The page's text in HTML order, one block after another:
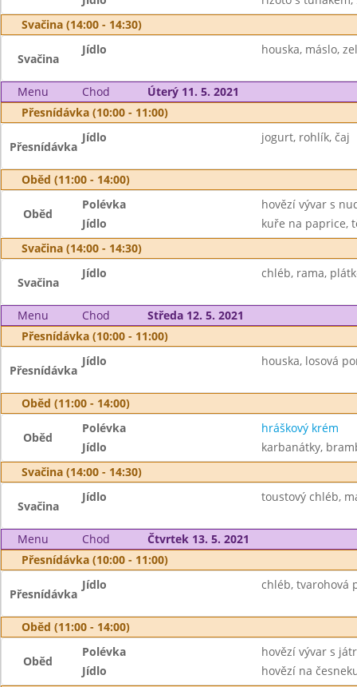
Svačina (14:00 - 14:30)
Svačina
Jídlo houska, máslo,
Menu Chod
Úterý 11. 5. 2021
Přesnídávka (10:00 - 11:00)
Přesnídávka
Jídlo jogurt, rohlík, čaj
Oběd (11:00 - 14:00)
Oběd
Polévka
hovězí vývar s
Jídlo
kuře na paprice,
Svačina (14:00 - 14:30)
Svačina
Jídlo chléb, rama,
Menu Chod
Středa 12. 5. 2021
Přesnídávka (10:00 - 11:00)
Přesnídávka
Jídlo houska, losová
Oběd (11:00 - 14:00)
Oběd
Polévka
hráškový krém
Jídlo
karbanátky,
Svačina (14:00 - 14:30)
Svačina
Jídlo toustový chléb,
Menu Chod
Čtvrtek 13. 5. 2021
Přesnídávka (10:00 - 11:00)
Přesnídávka
Jídlo chléb, tvarohová
Oběd (11:00 - 14:00)
Oběd
Polévka
hovězí vývar s
Jídlo
hovězí na